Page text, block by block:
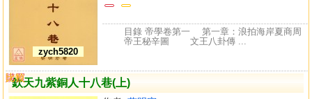
zych5820
目錄 帝學卷第一 第一章：浪拍海岸夏商周
帝王秘辛圖 文王八卦傳 ...
欽天九紫銅人十八巷(上)
購買
比較